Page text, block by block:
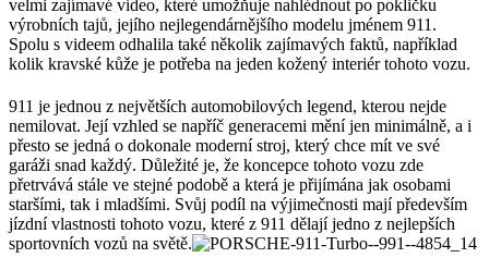
velmi zajímavé video, které umožňuje nahlédnout po pokličku
výrobních tajů, jejího nejlegendárnějšího modelu jménem 911.
Spolu s videem odhalila také několik zajímavých faktů, například
kolik kravské kůže je potřeba na jeden kožený interiér tohoto vozu.
911 je jednou z největších automobilových legend, kterou nejde
nemilovat. Její vzhled se napříč generacemi mění jen minimálně, a i
přesto se jedná o dokonale moderní stroj, který chce mít ve své
garáži snad každý. Důležité je, že koncepce tohoto vozu zde
přetrvává stále ve stejné podobě a která je přijímána jak osobami
staršími, tak i mladšími. Svůj podíl na výjimečnosti mají především
jízdní vlastnosti tohoto vozu, které z 911 dělají jedno z nejlepších
sportovních vozů na světě.